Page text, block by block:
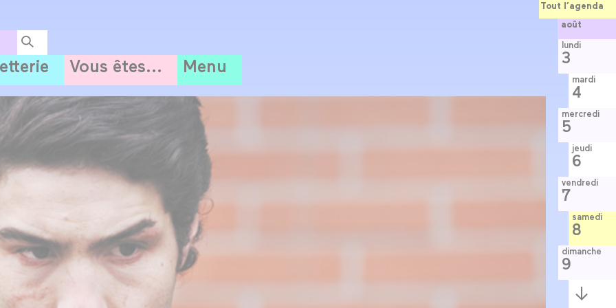
Vous êtes... Menu
Tout l’agenda
août
lundi
3
mardi
4
mercredi
5
jeudi
6
vendredi
7
samedi
8
dimanche
9
Semaine
suivante